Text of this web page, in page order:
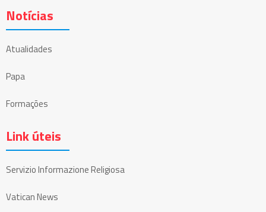
Notícias
Atualidades
Papa
Formações
Link úteis
Servizio Informazione Religiosa
Vatican News